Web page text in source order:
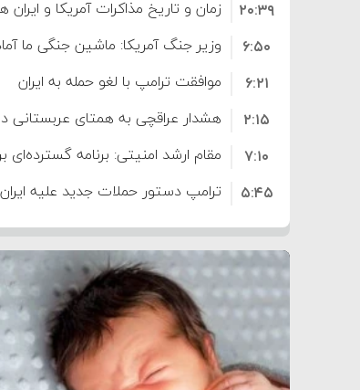
است
زمان و تاریخ مذاکرات آمریکا و
۲۰:۳۹
وزیر جنگ آمریکا: ماشین جنگی ما
۶:۵۰
موافقت ترامپ با لغو حمله به ایران
۶:۲۱
هشدار عراقچی به همتای عربستانی
۲:۱۵
مقام ارشد امنیتی: برنامه گسترده‌ای
۷:۱۰
ترامپ دستور حملات جدید علیه ایران
۵:۴۵
سپاه: دو نفتکش متخلف مورد اصابت
۱۲:۵۹
ترامپ مدعی توافق تاریخی برای
۸:۵۷
اعتراض عراقچی به همتای
ایران
۱۶:۱۹
کشورهایی که به متجاوزان کمک
۱۰:۱۵
سنتکام پایان تجاوز جدید به ایران را
۶:۰۵